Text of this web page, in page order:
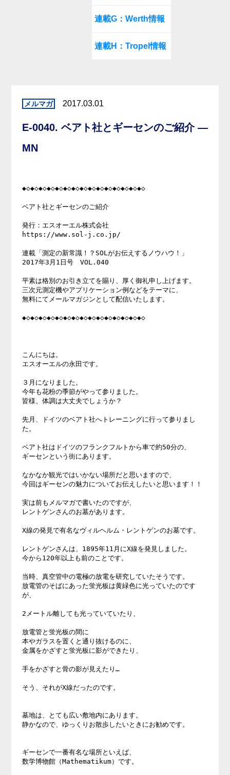
連載G：Werth情報
連載H：Tropel情報
2017.03.01
E-0040. ベアト社とギーセンのご紹介 —
MN
◆◇◆◇◆◇◆◇◆◇◆◇◆◇◆◇◆◇◆◇◆◇◆◇◆◇◆◇◆◇
ベアト社とギーセンのご紹介
発行：エスオーエル株式会社
https://www.sol-j.co.jp/
連載「測定の新常識！？SOLがお伝えするノウハウ！」
2017年3月1日号　VOL.040
平素は格別のお引き立てを賜り、厚く御礼申し上げます。
三次元測定機やアプリケーション例などをテーマに、
無料にてメールマガジンとして配信いたします。
◆◇◆◇◆◇◆◇◆◇◆◇◆◇◆◇◆◇◆◇◆◇◆◇◆◇◆◇◆◇
こんにちは。
エスオーエルの永田です。
３月になりました。
今年も花粉の季節がやって参りました。
皆様、体調は大丈夫でしょうか？
先月、ドイツのベアト社へトレーニングに行って参りまし
た。
ベアト社はドイツのフランクフルトから車で約50分の、
ギーセンという街にあります。
なかなか観光ではいかない場所だと思いますので、
今回はギーセンの魅力についてお伝えしたいと思います！！
実は前もメルマガで書いたのですが、
レントゲンさんのお墓があります。
X線の発見で有名なヴィルヘルム・レントゲンのお墓です。
レントゲンさんは、1895年11月にX線を発見しました。
今から120年以上も前のことです。
当時、真空管中の電極の放電を研究していたそうです。
放電管のそばにあった蛍光板は黄緑色に光っていたのです
が、
2メートル離しても光っていていたり、
放電管と蛍光板の間に
本やガラスを置くと通り抜けるのに、
金属をかざすと蛍光板に影ができたり、
手をかざすと骨の影が見えたり…
そう、それがX線だったのです。
墓地は、とても広い敷地内にあります。
静かなので、ゆっくりお散歩したいときにお勧めです。
ギーセンで一番有名な場所といえば、
数学博物館（Mathematikum）です。